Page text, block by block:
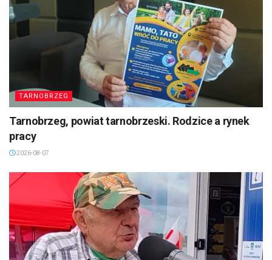
TARNOBRZEG
Tarnobrzeg, powiat tarnobrzeski. Rodzice a rynek
pracy
2026-08-07